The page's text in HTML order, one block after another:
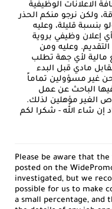
الاعلانات الوظيفية
ولكن نرجو منكم الحذر
قليلة، وعليه
إعلان وظيفي بروية
وعليه ومن
مالية لأي جهة تطلب
مادي قبل البدء
غير مسؤولين تماماً
الباحث عن عمل
الغير مؤهلين لذلك.
إن شاء الله - شكرا لكم
Please be aware that
posted on the
investigated, but we
possible for us to make
a small percentage, and